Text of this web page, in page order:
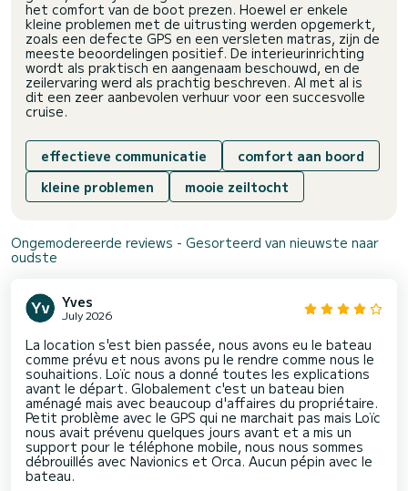
het comfort van de boot prezen. Hoewel er enkele
kleine problemen met de uitrusting werden opgemerkt,
zoals een defecte GPS en een versleten matras, zijn de
meeste beoordelingen positief. De interieurinrichting
wordt als praktisch en aangenaam beschouwd, en de
zeilervaring werd als prachtig beschreven. Al met al is
dit een zeer aanbevolen verhuur voor een succesvolle
cruise.
effectieve communicatie
comfort aan boord
kleine problemen
mooie zeiltocht
Ongemodereerde reviews - Gesorteerd van nieuwste naar
oudste
Yves
July 2026
La location s'est bien passée, nous avons eu le bateau
comme prévu et nous avons pu le rendre comme nous le
souhaitions. Loïc nous a donné toutes les explications
avant le départ. Globalement c'est un bateau bien
aménagé mais avec beaucoup d'affaires du propriétaire.
Petit problème avec le GPS qui ne marchait pas mais Loïc
nous avait prévenu quelques jours avant et a mis un
support pour le téléphone mobile, nous nous sommes
débrouillés avec Navionics et Orca. Aucun pépin avec le
bateau.